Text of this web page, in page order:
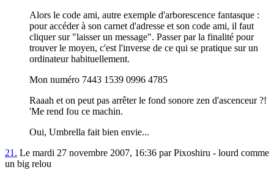
Alors le code ami, autre exemple d'arborescence fantasque :
pour accéder à son carnet d'adresse et son code ami, il faut
cliquer sur "laisser un message". Passer par la finalité pour
trouver le moyen, c'est l'inverse de ce qui se pratique sur un
ordinateur habituellement.
Mon numéro 7443 1539 0996 4785
Raaah et on peut pas arrêter le fond sonore zen d'ascenceur ?!
'Me rend fou ce machin.
Oui, Umbrella fait bien envie...
21. Le mardi 27 novembre 2007, 16:36 par Pixoshiru - lourd comme
un big relou